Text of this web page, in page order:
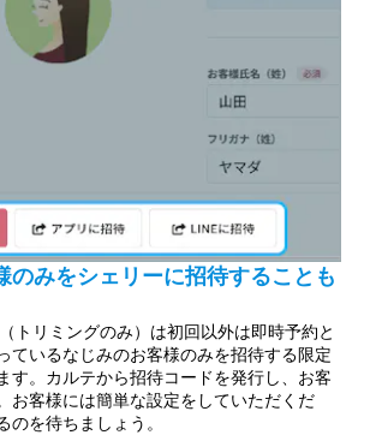
のみをシェリーに招待することも
トリミングのみ）は初回以外は即時予約と
ているなじみのお客様のみを招待する限定
す。カルテから招待コードを発行し、お客
お客様には簡単な設定をしていただくだ
のを待ちましょう。